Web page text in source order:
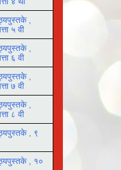
,
५ वी
,
६ वी
,
७ वी
,
८ वी
, ९
, १०